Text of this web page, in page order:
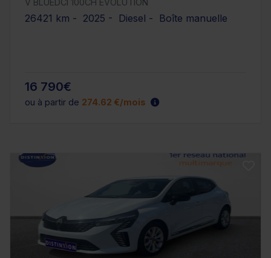
26421 km - 2025 - Diesel - Boîte manuelle
16 790€
ou à partir de 274.62 €/mois